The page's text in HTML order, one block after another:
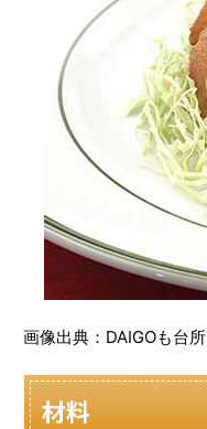
画像出典：DAIGOも台所
材料